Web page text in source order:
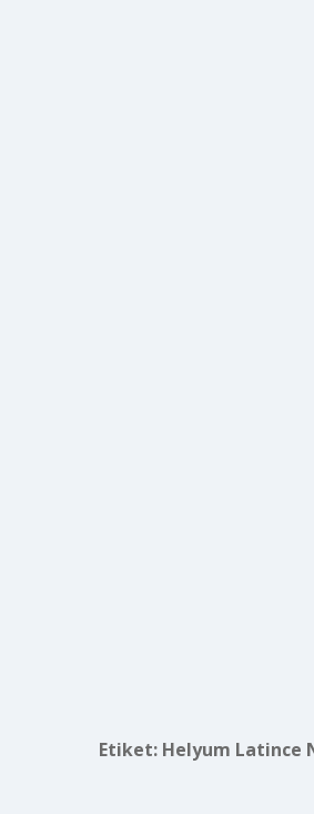
Etiket: Helyum Latince